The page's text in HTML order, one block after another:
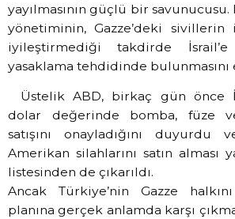
yayılmasının güçlü bir
yönetiminin, Gazze’deki sivillerin
iyileştirmediği takdirde İsrail’e
yasaklama tehdidinde bulunmasını
Üstelik ABD, birkaç gün önce
dolar değerinde bomba, füze
satışını onayladığını duyurdu
Amerikan silahlarını satın alması
listesinden de çıkarıldı.
Ancak Türkiye’nin Gazze
planına gerçek anlamda karşı